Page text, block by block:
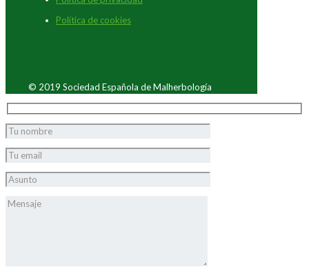
Política de cookies
© 2019 Sociedad Española de Malherbología